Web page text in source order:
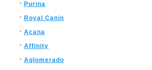
Purina
Royal Canin
Acana
Affinity
Aglomerado